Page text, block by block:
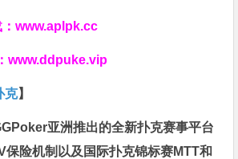
：www.aplpk.cc
www.ddpuke.vip
克】
亚洲推出的全新扑克赛事平台
保险机制以及国际扑克锦标赛MTT和